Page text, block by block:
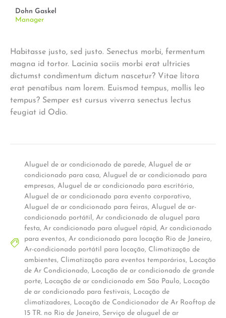
Dohn Gaskel
Manager
Habitasse justo, sed justo. Senectus morbi, fermentum
magna id tortor. Lacinia sociis morbi erat ultricies
dictumst condimentum dictum nascetur? Vitae litora
erat penatibus nam lorem. Euismod tempus, mollis leo
tempus? Semper est cursus viverra senectus lectus
feugiat id Odio.
Aluguel de ar condicionado de parede, Aluguel de ar
condicionado para casa, Aluguel de ar condicionado para
empresas, Aluguel de ar condicionado para escritório,
Aluguel de ar condicionado para evento corporativo,
Aluguel de ar condicionado para feiras, Aluguel de ar-
condicionado portátil, Ar condicionado de aluguel para
festa, Ar condicionado para aluguel rápid, Ar condicionado
para eventos, Ar condicionado para locação Rio de Janeiro,
Ar-condicionado portátil para locação, Climatização de
ambientes, Climatização para eventos temporários, Locação
de Ar Condicionado, Locação de ar condicionado de grande
porte, Locação de ar condicionado em São Paulo, Locação
de ar condicionado para festivais, Locação de
climatizadores, Locação de Condicionador de Ar Rooftop de
15 TR. no Rio de Janeiro, Serviço de aluguel de ar